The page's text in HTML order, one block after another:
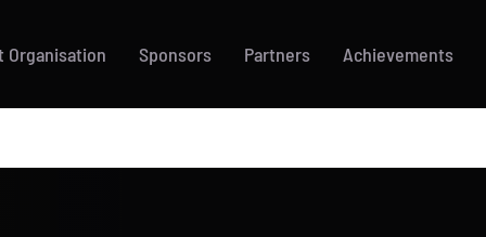
Organisation Sponsors Partners Achievements